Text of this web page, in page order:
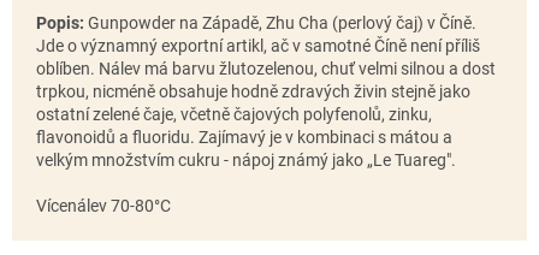
Popis: Gunpowder na Západě, Zhu Cha (perlový čaj) v Číně.
Jde o významný exportní artikl, ač v samotné Číně není příliš
oblíben. Nálev má barvu žlutozelenou, chuť velmi silnou a dost
trpkou, nicméně obsahuje hodně zdravých živin stejně jako
ostatní zelené čaje, včetně čajových polyfenolů, zinku,
flavonoidů a fluoridu. Zajímavý je v kombinaci s mátou a
velkým množstvím cukru - nápoj známý jako „Le Tuareg".
Vícenálev 70-80°C